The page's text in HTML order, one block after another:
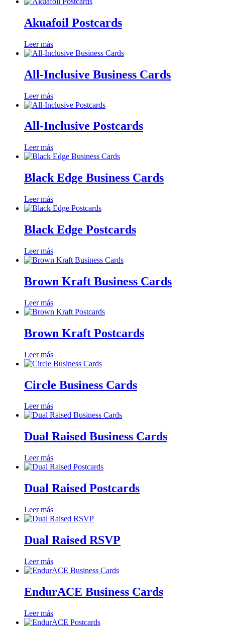
Akuafoil Postcards
Leer más
All-Inclusive Business Cards
Leer más
All-Inclusive Postcards
Leer más
Black Edge Business Cards
Leer más
Black Edge Postcards
Leer más
Brown Kraft Business Cards
Leer más
Brown Kraft Postcards
Leer más
Circle Business Cards
Leer más
Dual Raised Business Cards
Leer más
Dual Raised Postcards
Leer más
Dual Raised RSVP
Leer más
EndurACE Business Cards
Leer más